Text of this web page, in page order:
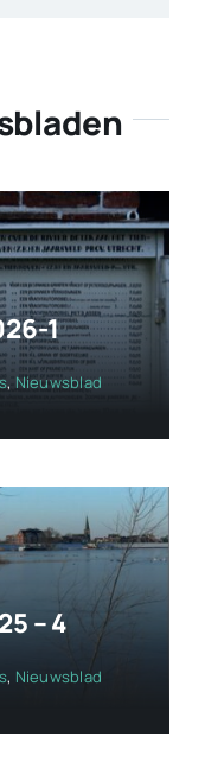
1
, Nieuwsblad
– 4
, Nieuwsblad